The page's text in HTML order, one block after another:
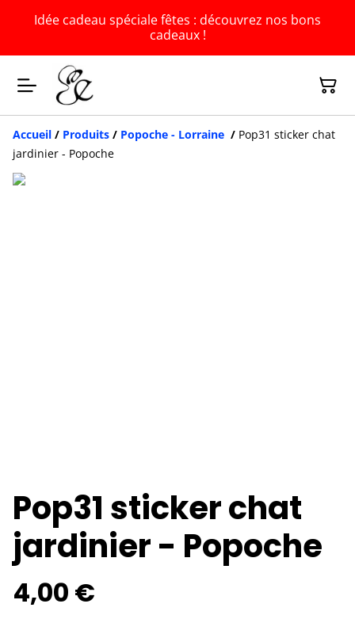
Idée cadeau spéciale fêtes : découvrez nos bons
cadeaux !
Accueil / Produits / Popoche - Lorraine / Pop31 sticker chat
jardinier - Popoche
Pop31 sticker chat
jardinier - Popoche
4,00 €